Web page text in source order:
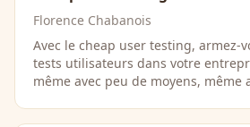
Florence Chabanois
Avec le cheap user testing, armez-
tests utilisateurs dans votre
même avec peu de moyens, même